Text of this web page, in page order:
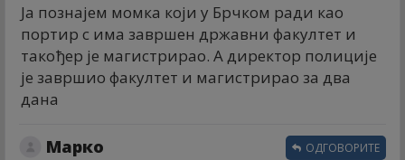
Ја познајем момка који у Брчком ради као
портир с има завршен државни факултет и
такођер је магистрирао. А директор полиције
је завршио факултет и магистрирао за два
дана
Марко ОДГОВОРИТЕ